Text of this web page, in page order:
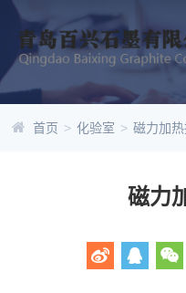
首页 > 化验室 > 磁力加
磁力